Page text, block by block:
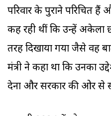
परिवार के पुराने परिचित
कह रही थीं कि उन्हें अकेला
तरह दिखाया गया जैसे वह
मंत्री ने कहा था कि उनका
देना और सरकार की ओर से